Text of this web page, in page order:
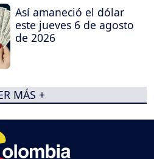
Así amaneció el dólar
este jueves 6 de agosto
de 2026
MÁS +